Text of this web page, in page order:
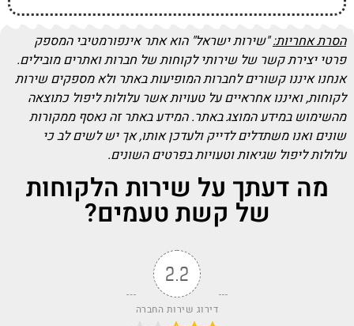
הסרת אחריות:"שירות ישראל" הוא אתר אינפורמטיבי המספק
פרטי יצירת קשר של שירותי לקוחות של חברות ואתרים מובילים.
אנחנו איננו קשורים לחברות המופיעות באתר ולא מספקים שירות
לקוחות, ואיננו אחראיים על טעויות אשר עלולות ליפול כתוצאה
מהשימוש במידע המוצג באתר. המידע באתר זה נאסף ממקורות
שונים ואנו משתדלים לדייק ולעדכן אותו, אך יש לשים לב כי
עלולות ליפול שגיאות וטעויות בפרטים השונים.
מה דעתך על שירות הלקוחות
של קשת טעמים?
2.2
דירוג שירות החברה